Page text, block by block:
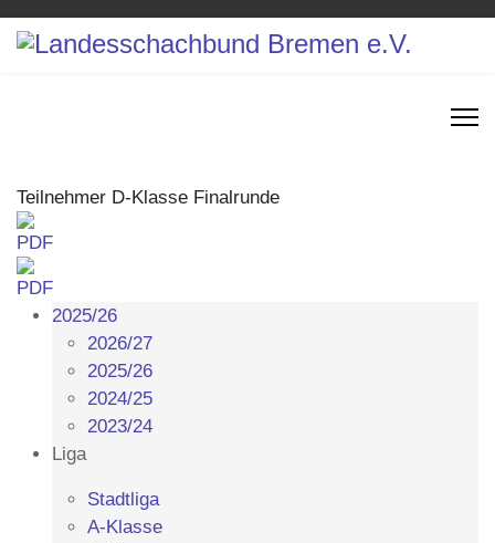
Teilnehmer D-Klasse Finalrunde
2025/26
2026/27
2025/26
2024/25
2023/24
Liga
Stadtliga
A-Klasse